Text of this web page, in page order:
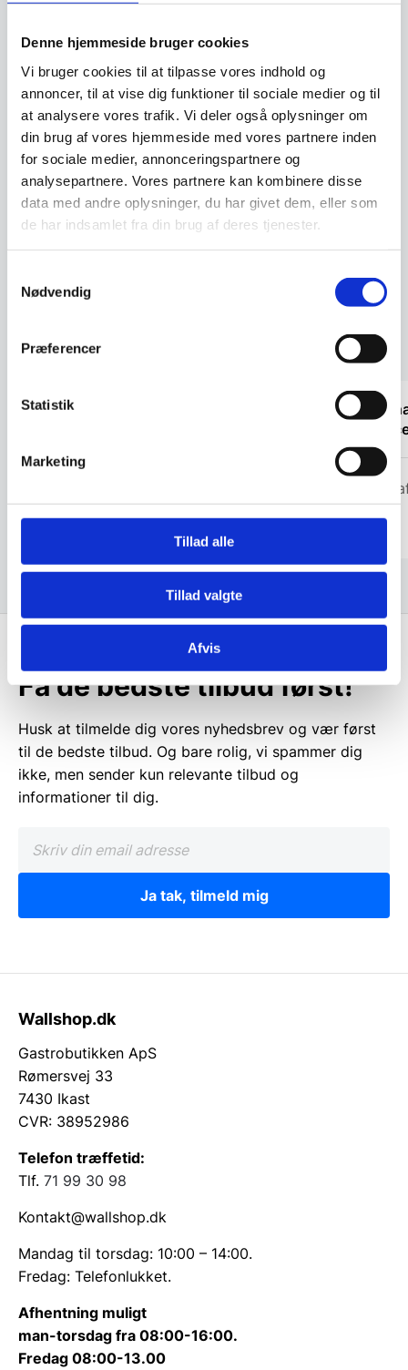
Denne hjemmeside bruger cookies
Vi bruger cookies til at tilpasse vores indhold og
annoncer, til at vise dig funktioner til sociale medier og til
at analysere vores trafik. Vi deler også oplysninger om
din brug af vores hjemmeside med vores partnere inden
for sociale medier, annonceringspartnere og
analysepartnere. Vores partnere kan kombinere disse
data med andre oplysninger, du har givet dem, eller som
de har indsamlet fra din brug af deres tjenester.
Nødvendig
Præferencer
Statistik
Marketing
Tillad alle
Tillad valgte
Afvis
159,00DKK
Spejlrens – KPA Kemi
KPA Spejlrens fjerner nemt og
effektivt snavs, fedt og lignende
fra alle hårde…
149,95DKK
Kundetilfredshed
“She was nice to talk to and I got the
“Jeg
Få de bedste tilbud først!
Husk at tilmelde dig vores nyhedsbrev og vær først
til de bedste tilbud. Og bare rolig, vi spammer dig
ikke, men sender kun relevante tilbud og
informationer til dig.
Ja tak, tilmeld mig
Wallshop.dk
Gastrobutikken ApS
Rømersvej 33
7430 Ikast
CVR: 38952986
Telefon træffetid:
Tlf. 71 99 30 98
Kontakt@wallshop.dk
Mandag til torsdag: 10:00 – 14:00.
Fredag: Telefonlukket.
Afhentning muligt
man-torsdag fra 08:00-16:00.
Fredag 08:00-13.00